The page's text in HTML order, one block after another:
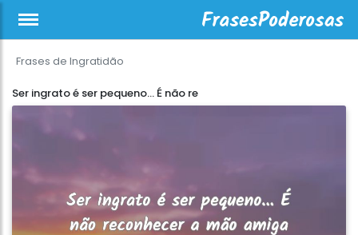
Frases de Ingratidão
Ser ingrato é ser pequeno... É não re